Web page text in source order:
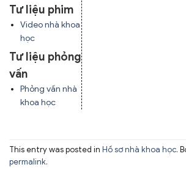
Tư liệu phim
Video nhà khoa
học
Tư liệu phỏng
vấn
Phỏng vấn nhà
khoa học
This entry was posted in Hồ sơ nhà khoa học.
permalink.